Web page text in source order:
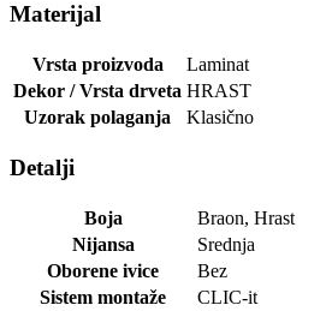
Materijal
Vrsta proizvoda
Laminat
Dekor / Vrsta drveta HRAST
Uzorak polaganja
Klasično
Detalji
Boja Braon, Hrast
Nijansa
Srednja
Oborene ivice
Bez
Sistem montaže
CLIC-it